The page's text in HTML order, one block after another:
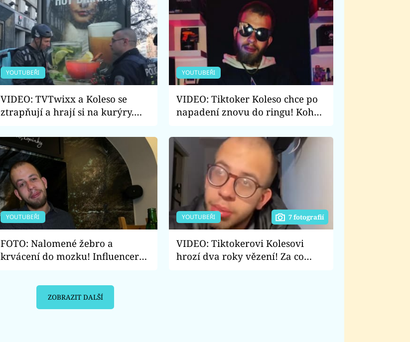
YOUTUBEŘI
VIDEO: TVTwixx a Koleso se
ztrapňují a hrají si na kurýry.
YOUTUBEŘI
VIDEO: Tiktoker Koleso chce po
napadení znovu do ringu! Koho
YOUTUBEŘI
FOTO: Nalomené žebro a
krvácení do mozku! Influencer
YOUTUBEŘI 7 fotografií
VIDEO: Tiktokerovi Kolesovi
hrozí dva roky vězení! Za co
ZOBRAZIT DALŠÍ